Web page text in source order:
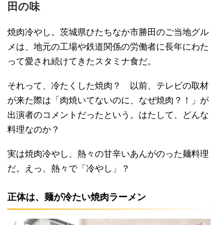
田の味
焼肉冷やし。茨城県ひたちなか市勝田のご当地グル
メは、地元の工場や鉄道関係の労働者に長年にわた
って愛され続けてきたスタミナ食だ。
それって、冷たくした焼肉？ 以前、テレビの取材
が来た際は「肉焼いてないのに、なぜ焼肉？！」が
出演者のコメントだったという。はたして、どんな
料理なのか？
実は焼肉冷やし、熱々の甘辛いあんがのった麺料理
だ。えっ、熱々で「冷やし」？
正体は、麺が冷たい焼肉ラーメン